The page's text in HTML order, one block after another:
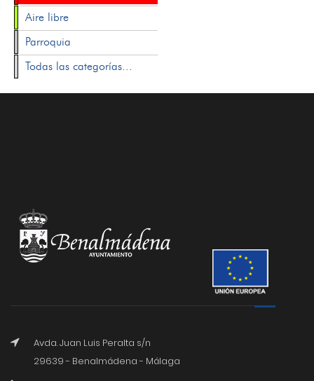
Aire libre
Parroquia
Todas las categorías...
Avda. Juan Luis Peralta s/n
29639 - Benalmádena - Málaga